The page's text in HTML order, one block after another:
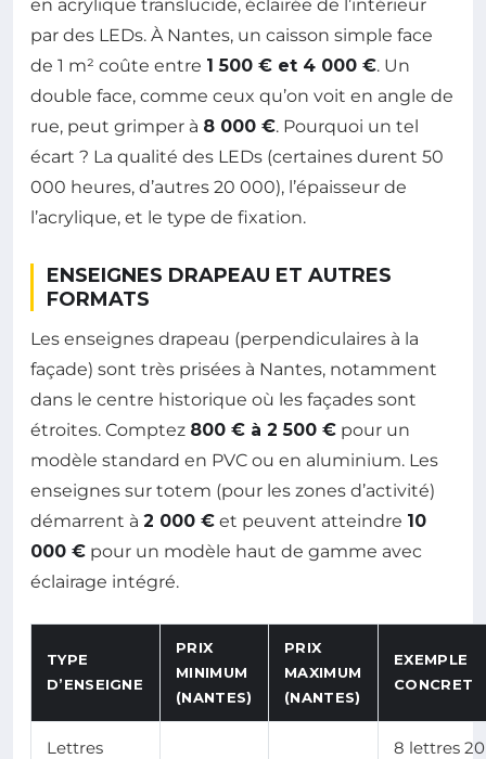
en acrylique translucide, éclairée de l’intérieur
par des LEDs. À Nantes, un caisson simple face
de 1 m² coûte entre 1 500 € et 4 000 €. Un
double face, comme ceux qu’on voit en angle de
rue, peut grimper à 8 000 €. Pourquoi un tel
écart ? La qualité des LEDs (certaines durent 50
000 heures, d’autres 20 000), l’épaisseur de
l’acrylique, et le type de fixation.
ENSEIGNES DRAPEAU ET AUTRES
FORMATS
Les enseignes drapeau (perpendiculaires à la
façade) sont très prisées à Nantes, notamment
dans le centre historique où les façades sont
étroites. Comptez 800 € à 2 500 € pour un
modèle standard en PVC ou en aluminium. Les
enseignes sur totem (pour les zones d’activité)
démarrent à 2 000 € et peuvent atteindre 10
000 € pour un modèle haut de gamme avec
éclairage intégré.
TYPE
D’ENSEIGNE
PRIX
MINIMUM
(NANTES)
PRIX
MAXIMUM
(NANTES)
EXEMPLE
CONCRET
Lettres 8 lettres 20